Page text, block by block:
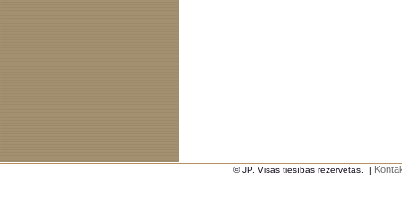
© JP. Visas tiesības rezervētas. |